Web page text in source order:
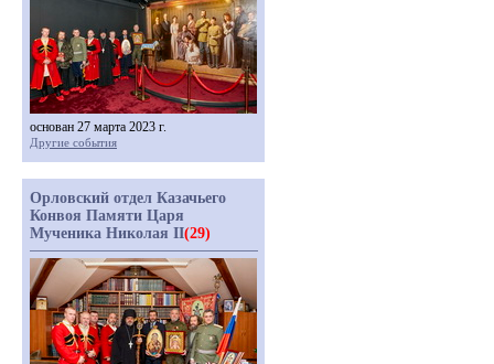
основан 27 марта 2023 г.
Другие события
Орловский отдел Казачьего
Конвоя Памяти Царя
Мученика Николая II(29)